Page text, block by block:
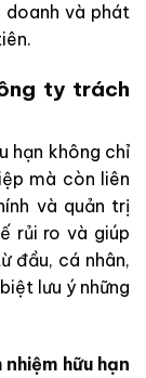
và phát
ty trách
hạn không chỉ
mà còn liên
và quản trị
rủi ro và giúp
đầu, cá nhân,
lưu ý những
hữu hạn